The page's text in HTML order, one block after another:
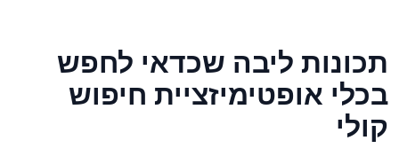
תכונות ליבה שכדאי לחפש
בכלי אופטימיזציית חיפוש
קולי